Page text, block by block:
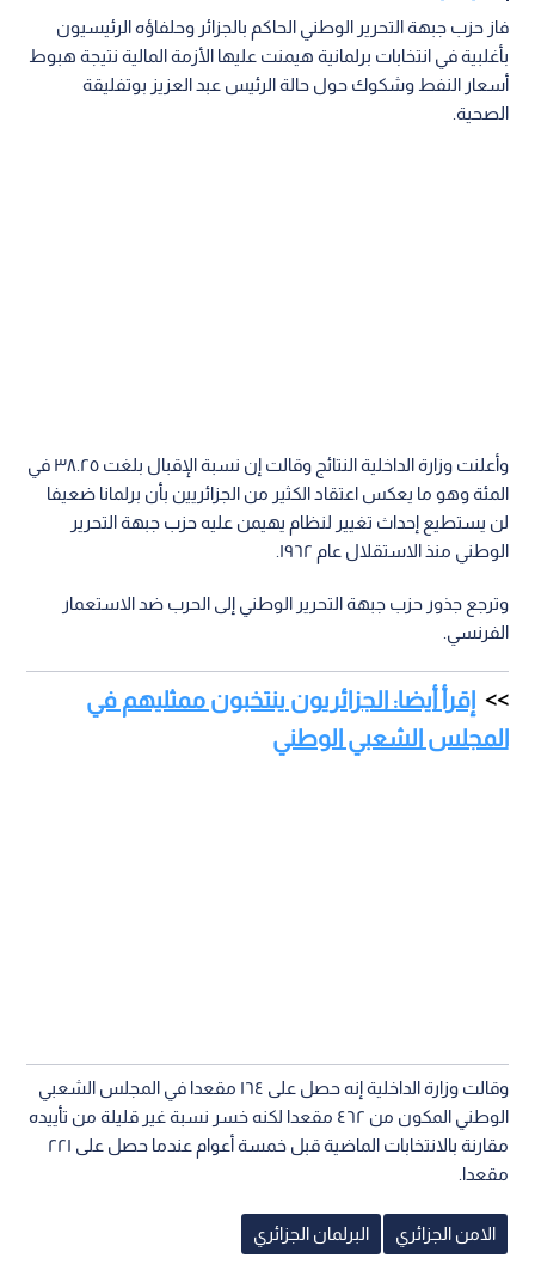
فاز حزب جبهة التحرير الوطني الحاكم بالجزائر وحلفاؤه الرئيسيون
بأغلبية في انتخابات برلمانية هيمنت عليها الأزمة المالية نتيجة هبوط
أسعار النفط وشكوك حول حالة الرئيس عبد العزيز بوتفليقة
الصحية.
وأعلنت وزارة الداخلية النتائج وقالت إن نسبة الإقبال بلغت ٣٨.٢٥ في
المئة وهو ما يعكس اعتقاد الكثير من الجزائريين بأن برلمانا ضعيفا
لن يستطيع إحداث تغيير لنظام يهيمن عليه حزب جبهة التحرير
الوطني منذ الاستقلال عام ١٩٦٢.
وترجع جذور حزب جبهة التحرير الوطني إلى الحرب ضد الاستعمار
الفرنسي.
إقرأ أيضا: الجزائريون ينتخبون ممثليهم في
المجلس الشعبي الوطني
وقالت وزارة الداخلية إنه حصل على ١٦٤ مقعدا في المجلس الشعبي
الوطني المكون من ٤٦٢ مقعدا لكنه خسر نسبة غير قليلة من تأييده
مقارنة بالانتخابات الماضية قبل خمسة أعوام عندما حصل على ٢٢١
مقعدا.
الامن الجزائري البرلمان الجزائري